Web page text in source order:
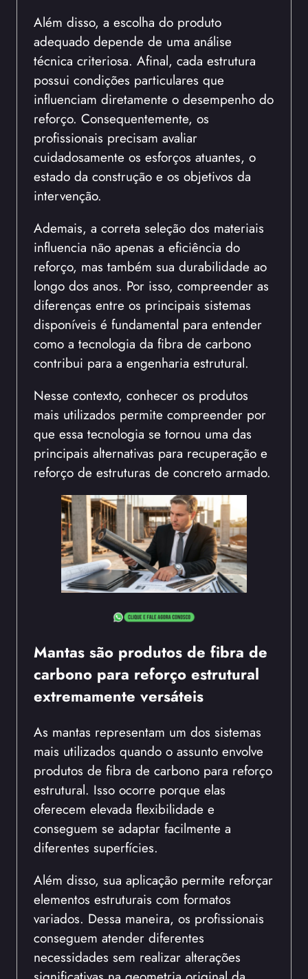
Além disso, a escolha do produto
adequado depende de uma análise
técnica criteriosa. Afinal, cada estrutura
possui condições particulares que
influenciam diretamente o desempenho do
reforço. Consequentemente, os
profissionais precisam avaliar
cuidadosamente os esforços atuantes, o
estado da construção e os objetivos da
intervenção.
Ademais, a correta seleção dos materiais
influencia não apenas a eficiência do
reforço, mas também sua durabilidade ao
longo dos anos. Por isso, compreender as
diferenças entre os principais sistemas
disponíveis é fundamental para entender
como a tecnologia da fibra de carbono
contribui para a engenharia estrutural.
Nesse contexto, conhecer os produtos
mais utilizados permite compreender por
que essa tecnologia se tornou uma das
principais alternativas para recuperação e
reforço de estruturas de concreto armado.
Mantas são produtos de fibra de
carbono para reforço estrutural
extremamente versáteis
As mantas representam um dos sistemas
mais utilizados quando o assunto envolve
produtos de fibra de carbono para reforço
estrutural. Isso ocorre porque elas
oferecem elevada flexibilidade e
conseguem se adaptar facilmente a
diferentes superfícies.
Além disso, sua aplicação permite reforçar
elementos estruturais com formatos
variados. Dessa maneira, os profissionais
conseguem atender diferentes
necessidades sem realizar alterações